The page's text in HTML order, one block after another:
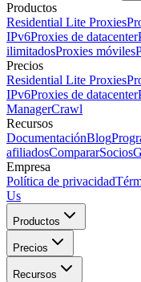
Productos
Residential Lite Proxies
IPv6Proxies de datacenter
ilimitadosProxies móviles
Precios
Residential Lite Proxies
IPv6Proxies de datacenter
ManagerCrawl
Recursos
DocumentaciónBlog
afiliadosCompararSocios
Empresa
Política de privacidad
Us
Productos
Precios
Recursos